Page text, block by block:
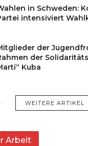
in Schweden:
intensiviert
der
der
Kuba
WEITERE ARTIKEL
Arbeit